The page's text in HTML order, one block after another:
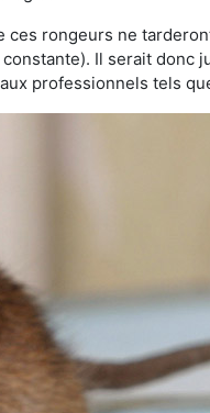
rongeurs ne
Il serait donc
professionnels tels